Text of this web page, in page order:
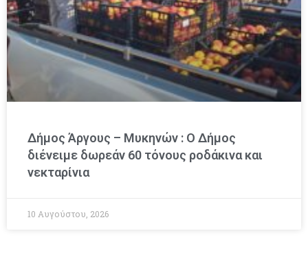
Δήμος Άργους – Μυκηνών : O Δήμος
διένειμε δωρεάν 60 τόνους ροδάκινα και
νεκταρίνια
10 Αυγούστου, 2026